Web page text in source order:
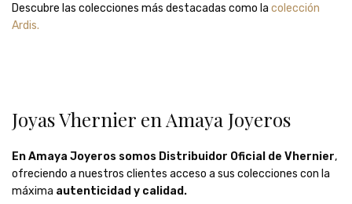
Descubre las colecciones más destacadas como la colección
Ardis.
Joyas Vhernier en Amaya Joyeros
En Amaya Joyeros somos Distribuidor Oficial de Vhernier,
ofreciendo a nuestros clientes acceso a sus colecciones con la
máxima autenticidad y calidad.